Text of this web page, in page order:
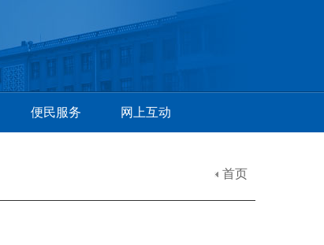
便民服务 网上互动
首页